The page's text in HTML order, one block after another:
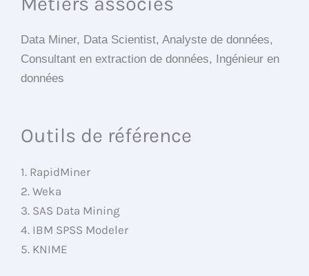
Data Miner, Data Scientist, Analyste de données,
Consultant en extraction de données, Ingénieur en
données
Outils de référence
1. RapidMiner
2. Weka
3. SAS Data Mining
4. IBM SPSS Modeler
5. KNIME